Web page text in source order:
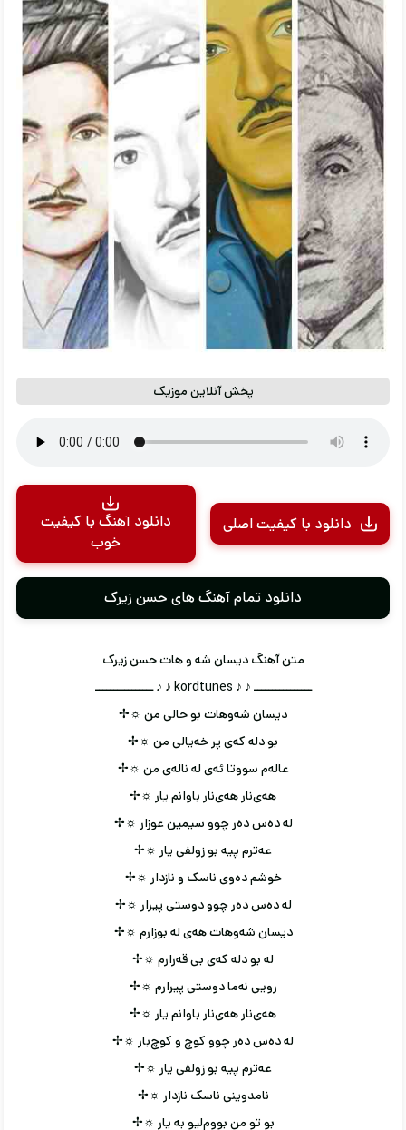
پخش آنلاین موزیک
دانلود با کیفیت اصلی
دانلود آهنگ با کیفیت
خوب
دانلود تمام آهنگ های حسن زیرک
متن آهنگ دیسان شه و هات حسن زیرک
ــــــــــــــــ ♪ ♪ kordtunes ♪ ♪ ــــــــــــــــ
دیسان شه‌وهات بو حالی من ☼✢
بو دله که‌ی پر خه‌یالی من ☼✢
عاله‌م سووتا ئه‌ی له ناله‌ی من ☼✢
هه‌ی‌نار هه‌ی‌نار باوانم یار ☼✢
له ده‌س ده‌ر چوو سیمین عوزار ☼✢
عه‌ترم پیه بو زولفی یار ☼✢
خوشم ده‌وی ناسک و نازدار ☼✢
له ده‌س ده‌ر چوو دوستی پیرار ☼✢
دیسان شه‌وهات هه‌ی له بوزارم ☼✢
له بو دله که‌ی بی قه‌رارم ☼✢
رویی نه‌ما دوستی پیرارم ☼✢
هه‌ی‌نار هه‌ی‌نار باوانم یار ☼✢
له ده‌س ده‌ر چوو کوچ و کوچ‌بار ☼✢
عه‌ترم پیه بو زولفی یار ☼✢
نامدوینی ناسک نازدار ☼✢
بو تو من بووم‌لیو به یار ☼✢